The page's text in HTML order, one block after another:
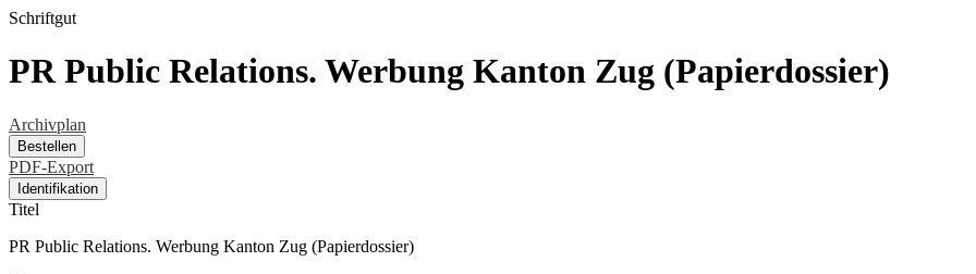
Schriftgut
PR Public Relations. Werbung Kanton Zug (Papierdossier)
Archivplan
Bestellen
PDF-Export
Identifikation
Titel
PR Public Relations. Werbung Kanton Zug (Papierdossier)